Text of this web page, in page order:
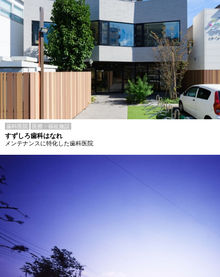
歯科医院 医療・福祉施設
すずしろ歯科はなれ
メンテナンスに特化した歯科医院